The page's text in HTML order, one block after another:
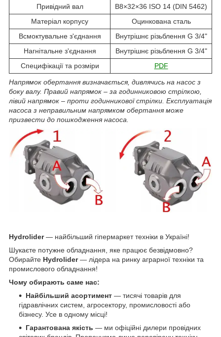
Привідний вал
B8×32×36 ISO 14 (DIN 5462)
Матеріал корпусу
Оцинкована сталь
Всмоктувальне з'єднання
Внутрішнє різьблення G 3/4"
Нагнітальне з'єднання
Внутрішнє різьблення G 3/4"
Специфікації та розміри
PDF
Напрямок обертання визначається, дивлячись на насос з
боку валу. Правий напрямок – за годинниковою стрілкою,
лівий напрямок – проти годинникової стрілки. Експлуатація
насоса з неправильним напрямком обертання може
призвести до пошкодження насоса.
Hydrolider— найбільший гіпермаркет техніки в Україні!
Шукаєте потужне обладнання, яке працює безвідмовно?
Обирайте Hydrolider— лідера на ринку аграрної техніки та
промислового обладнання!
Чому обирають саме нас:
Найбільший асортимент — тисячі товарів для
гідравлічних систем, агросектору, промисловості або
бізнесу. Усе в одному місці!
Гарантована якість — ми офіційні дилери провідних